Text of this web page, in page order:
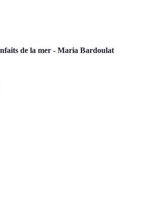
de la mer - Maria Bardoulat